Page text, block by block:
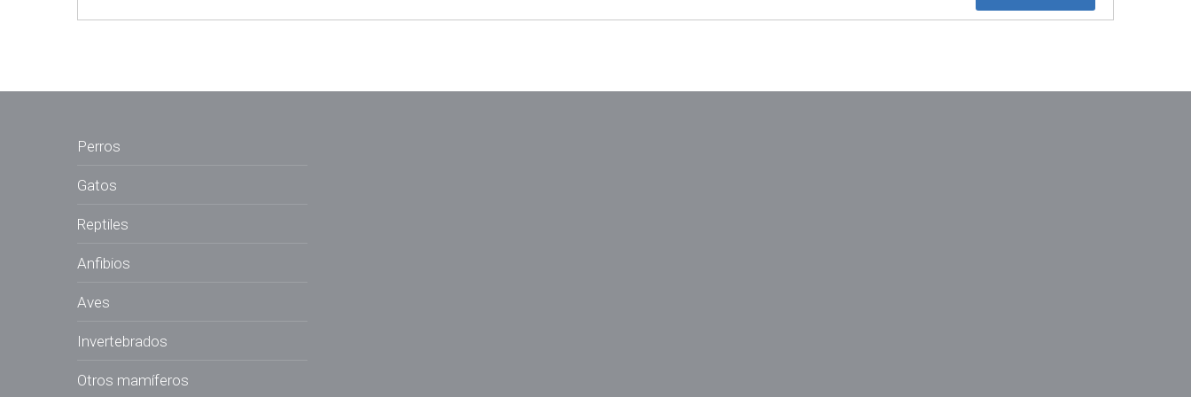
Perros
Gatos
Reptiles
Anfibios
Aves
Invertebrados
Otros mamíferos